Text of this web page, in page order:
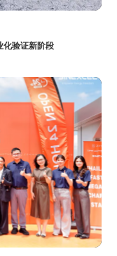
化验证新阶段